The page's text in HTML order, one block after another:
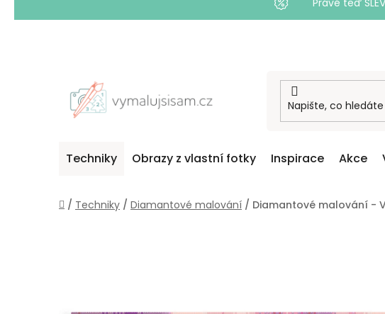
Právě teď
Techniky Obrazy z vlastní fotky Inspirace Akce
Domů
/ Techniky / Diamantové malování / Diamantové malování -